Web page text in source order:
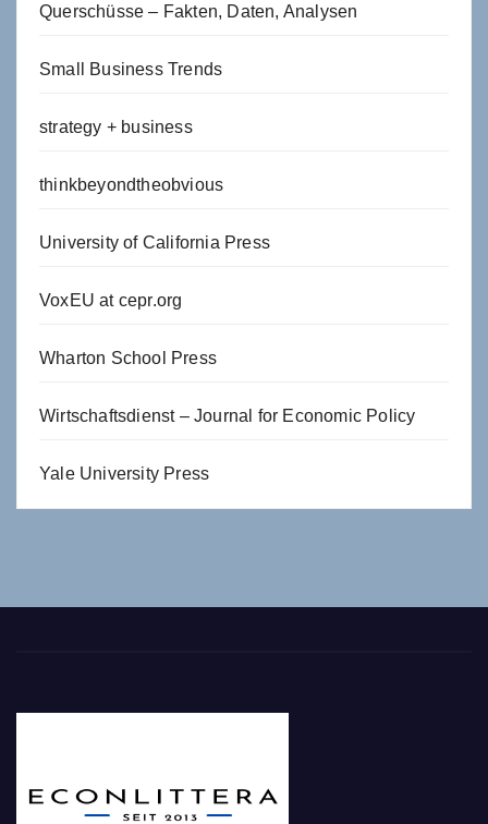
Querschüsse – Fakten, Daten, Analysen
Small Business Trends
strategy + business
thinkbeyondtheobvious
University of California Press
VoxEU at cepr.org
Wharton School Press
Wirtschaftsdienst – Journal for Economic Policy
Yale University Press